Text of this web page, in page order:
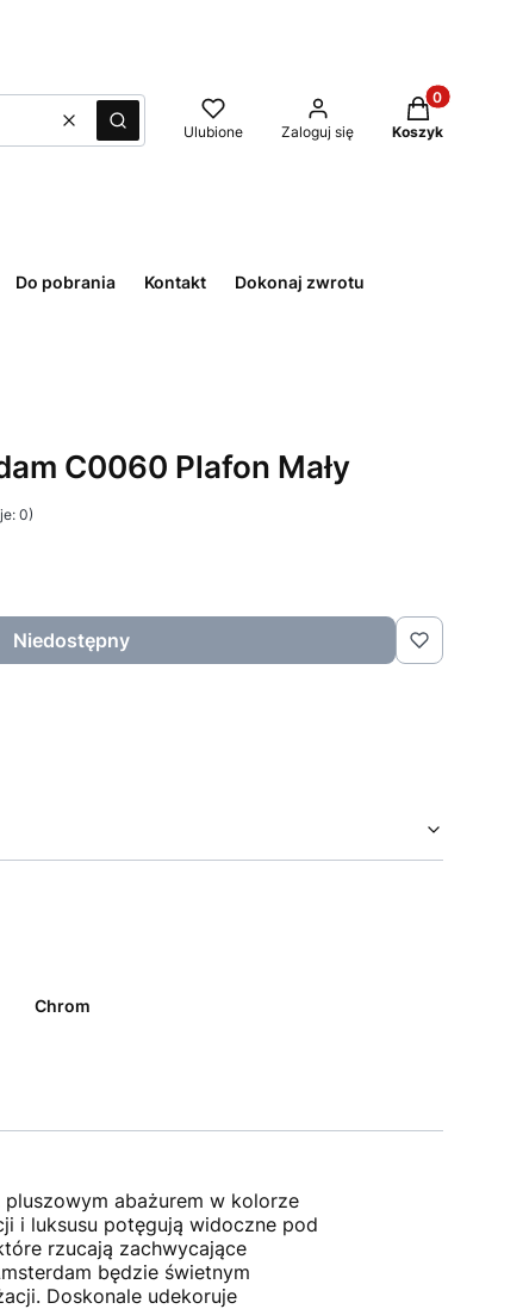
WyczyśćSzukaj Ulubione Zaloguj się
Produkty w
Koszyk
Do pobrania Kontakt Dokonaj zwrotu
C0060 Plafon Mały
0)
Niedostępny
Chrom
abażurem w kolorze
i luksusu potęgują widoczne pod
rzucają zachwycające
będzie świetnym
Doskonale udekoruje